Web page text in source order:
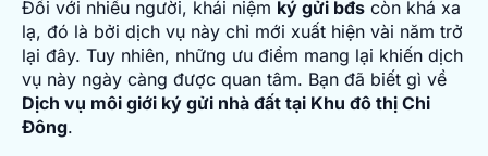
Đối với nhiều người, khái niệm ký gửi bđs còn khá xa
lạ, đó là bởi dịch vụ này chỉ mới xuất hiện vài năm trở
lại đây. Tuy nhiên, những ưu điểm mang lại khiến dịch
vụ này ngày càng được quan tâm. Bạn đã biết gì về
Dịch vụ môi giới ký gửi nhà đất tại Khu đô thị Chi
Đông.